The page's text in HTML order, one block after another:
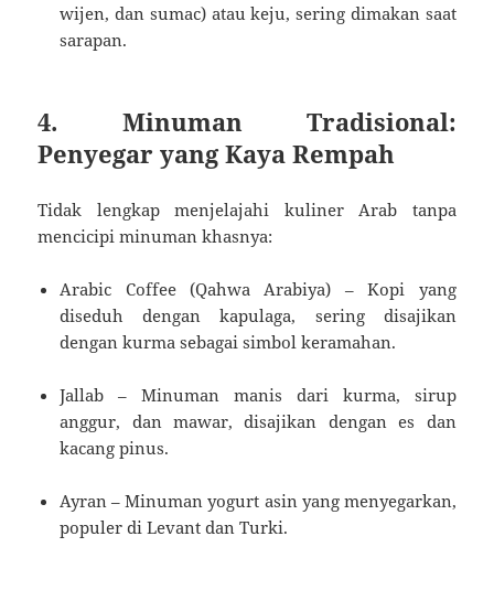
wijen, dan sumac) atau keju, sering dimakan saat
sarapan.
4. Minuman Tradisional:
Penyegar yang Kaya Rempah
Tidak lengkap menjelajahi kuliner Arab tanpa
mencicipi minuman khasnya:
Arabic Coffee (Qahwa Arabiya) – Kopi yang
diseduh dengan kapulaga, sering disajikan
dengan kurma sebagai simbol keramahan.
Jallab – Minuman manis dari kurma, sirup
anggur, dan mawar, disajikan dengan es dan
kacang pinus.
Ayran – Minuman yogurt asin yang menyegarkan,
populer di Levant dan Turki.